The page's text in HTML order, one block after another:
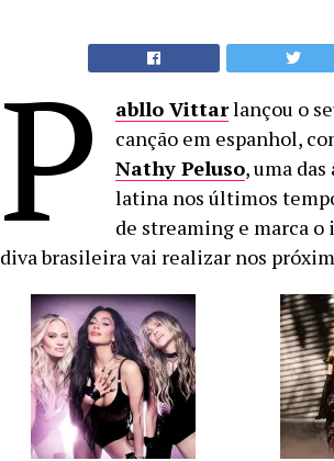
P abllo Vittarlançou o
canção em espanhol,
Nathy Peluso, uma
latina nos últimos
de streaming e marca
diva brasileira vai realizar nos